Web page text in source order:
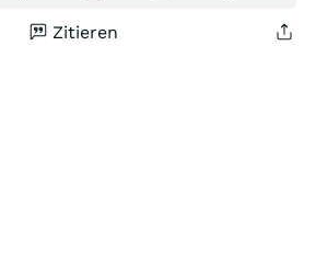
Zitieren